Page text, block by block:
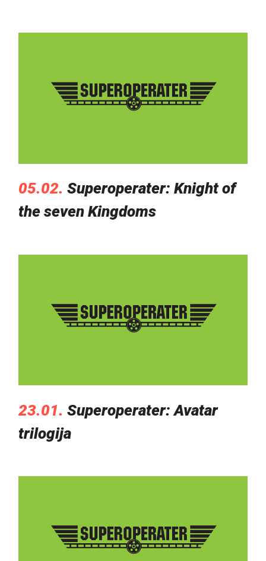
05.02. Superoperater: Knight of
the seven Kingdoms
23.01. Superoperater: Avatar
trilogija